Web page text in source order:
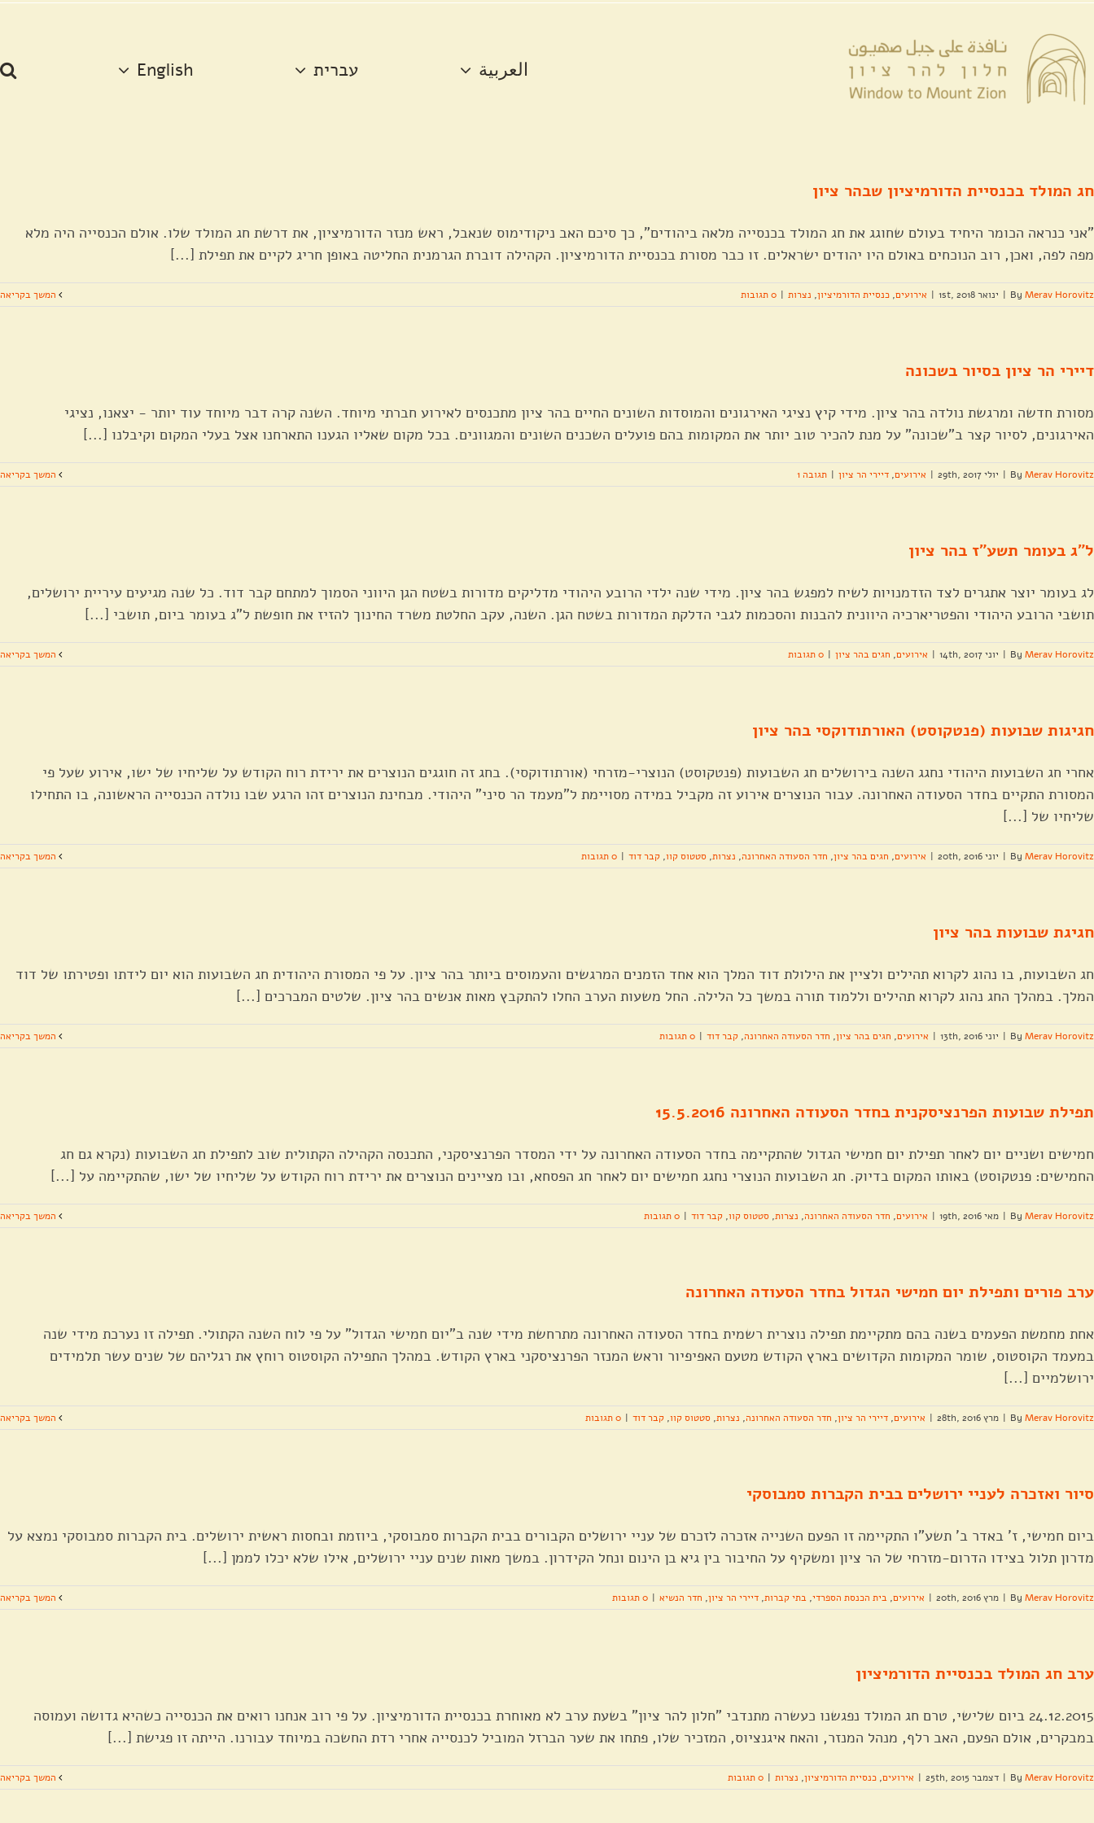
דלג
לתוכן
العربية עברית English
חג המולד בכנסיית הדורמיציון שבהר ציון
"אני כנראה הכומר היחיד בעולם שחוגג את חג המולד בכנסייה מלאה ביהודים", כך סיכם האב ניקודימוס שנאבל, ראש מנזר הדורמיציון, את דרשת חג המולד שלו. אולם הכנסייה היה מלא
מפה לפה, ואכן, רוב הנוכחים באולם היו יהודים ישראלים. זו כבר מסורת בכנסיית הדורמיציון. הקהילה דוברת הגרמנית החליטה באופן חריג לקיים את תפילת [...]
By Merav Horovitz
| ינואר 1st, 2018 | אירועים, כנסיית הדורמיציון, נצרות | 0 תגובות המשך בקריאה
דיירי הר ציון בסיור בשכונה
מסורת חדשה ומרגשת נולדה בהר ציון. מידי קיץ נציגי האירגונים והמוסדות השונים החיים בהר ציון מתכנסים לאירוע חברתי מיוחד. השנה קרה דבר מיוחד עוד יותר - יצאנו, נציגי
האירגונים, לסיור קצר ב"שכונה" על מנת להכיר טוב יותר את המקומות בהם פועלים השכנים השונים והמגוונים. בכל מקום שאליו הגענו התארחנו אצל בעלי המקום וקיבלנו [...]
By Merav Horovitz
| יולי 29th, 2017 | אירועים, דיירי הר ציון | תגובה 1 המשך בקריאה
ל"ג בעומר תשע"ז בהר ציון
לג בעומר יוצר אתגרים לצד הזדמנויות לשיח למפגש בהר ציון. מידי שנה ילדי הרובע היהודי מדליקים מדורות בשטח הגן היווני הסמוך למתחם קבר דוד. כל שנה מגיעים עיריית ירושלים,
תושבי הרובע היהודי והפטריארכיה היוונית להבנות והסכמות לגבי הדלקת המדורות בשטח הגן. השנה, עקב החלטת משרד החינוך להזיז את חופשת ל"ג בעומר ביום, תושבי [...]
By Merav Horovitz
| יוני 14th, 2017 | אירועים, חגים בהר ציון | 0 תגובות המשך בקריאה
חגיגות שבועות (פנטקוסט) האורתודוקסי בהר ציון
אחרי חג השבועות היהודי נחגג השנה בירושלים חג השבועות (פנטקוסט) הנוצרי-מזרחי (אורתודוקסי). בחג זה חוגגים הנוצרים את ירידת רוח הקודש על שליחיו של ישו, אירוע שעל פי
המסורת התקיים בחדר הסעודה האחרונה. עבור הנוצרים אירוע זה מקביל במידה מסויימת ל"מעמד הר סיני" היהודי. מבחינת הנוצרים זהו הרגע שבו נולדה הכנסייה הראשונה, בו התחילו
שליחיו של [...]
By Merav Horovitz
| יוני 20th, 2016 | אירועים, חגים בהר ציון, חדר הסעודה האחרונה, נצרות, סטטוס קוו, קבר דוד | 0 תגובות המשך בקריאה
חגיגת שבועות בהר ציון
חג השבועות, בו נהוג לקרוא תהילים ולציין את הילולת דוד המלך הוא אחד הזמנים המרגשים והעמוסים ביותר בהר ציון. על פי המסורת היהודית חג השבועות הוא יום לידתו ופטירתו של דוד
המלך. במהלך החג נהוג לקרוא תהילים וללמוד תורה במשך כל הלילה. החל משעות הערב החלו להתקבץ מאות אנשים בהר ציון. שלטים המברכים [...]
By Merav Horovitz
| יוני 13th, 2016 | אירועים, חגים בהר ציון, חדר הסעודה האחרונה, קבר דוד | 0 תגובות המשך בקריאה
תפילת שבועות הפרנציסקנית בחדר הסעודה האחרונה 15.5.2016
חמישים ושניים יום לאחר תפילת יום חמישי הגדול שהתקיימה בחדר הסעודה האחרונה על ידי המסדר הפרנציסקני, התכנסה הקהילה הקתולית שוב לתפילת חג השבועות (נקרא גם חג
החמישים: פנטקוסט) באותו המקום בדיוק. חג השבועות הנוצרי נחגג חמישים יום לאחר חג הפסחא, ובו מציינים הנוצרים את ירידת רוח הקודש על שליחיו של ישו, שהתקיימה על [...]
By Merav Horovitz
| מאי 19th, 2016 | אירועים, חדר הסעודה האחרונה, נצרות, סטטוס קוו, קבר דוד | 0 תגובות המשך בקריאה
ערב פורים ותפילת יום חמישי הגדול בחדר הסעודה האחרונה
אחת מחמשת הפעמים בשנה בהם מתקיימת תפילה נוצרית רשמית בחדר הסעודה האחרונה מתרחשת מידי שנה ב"יום חמישי הגדול" על פי לוח השנה הקתולי. תפילה זו נערכת מידי שנה
במעמד הקוסטוס, שומר המקומות הקדושים בארץ הקודש מטעם האפיפיור וראש המנזר הפרנציסקני בארץ הקודש. במהלך התפילה הקוסטוס רוחץ את רגליהם של שנים עשר תלמידים
ירושלמיים [...]
By Merav Horovitz
| מרץ 28th, 2016 | אירועים, דיירי הר ציון, חדר הסעודה האחרונה, נצרות, סטטוס קוו, קבר דוד | 0 תגובות המשך בקריאה
סיור ואזכרה לעניי ירושלים בבית הקברות סמבוסקי
ביום חמישי, ז' באדר ב' תשע"ו התקיימה זו הפעם השנייה אזכרה לזכרם של עניי ירושלים הקבורים בבית הקברות סמבוסקי, ביוזמת ובחסות ראשית ירושלים. בית הקברות סמבוסקי נמצא על
מדרון תלול בצידו הדרום-מזרחי של הר ציון ומשקיף על החיבור בין גיא בן הינום ונחל הקידרון. במשך מאות שנים עניי ירושלים, אילו שלא יכלו לממן [...]
By Merav Horovitz
| מרץ 20th, 2016 | אירועים, בית הכנסת הספרדי, בתי קברות, דיירי הר ציון, חדר הנשיא | 0 תגובות המשך בקריאה
ערב חג המולד בכנסיית הדורמיציון
24.12.2015 ביום שלישי, טרם חג המולד נפגשנו כעשרה מתנדבי "חלון להר ציון" בשעת ערב לא מאוחרת בכנסיית הדורמיציון. על פי רוב אנחנו רואים את הכנסייה כשהיא גדושה ועמוסה
במבקרים, אולם הפעם, האב רלף, מנהל המנזר, והאח איגנציוס, המזכיר שלו, פתחו את שער הברזל המוביל לכנסייה אחרי רדת החשכה במיוחד עבורנו. הייתה זו פגישת [...]
By Merav Horovitz
| דצמבר 25th, 2015 | אירועים, כנסיית הדורמיציון, נצרות | 0 תגובות המשך בקריאה